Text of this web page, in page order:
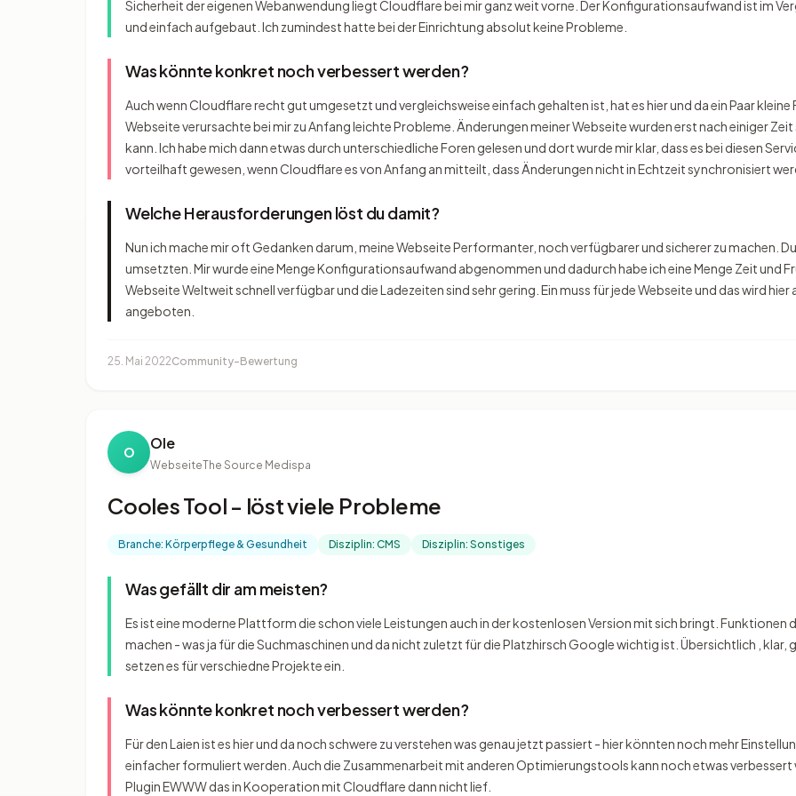
Sicherheit der eigenen Webanwendung liegt Cloudflare bei mir ganz weit vorne. Der Konfigurationsaufwand ist im
und einfach aufgebaut. Ich zumindest hatte bei der Einrichtung absolut keine Probleme.
Was könnte konkret noch verbessert werden?
Auch wenn Cloudflare recht gut umgesetzt und vergleichsweise einfach gehalten ist, hat es hier und da ein Paar
Webseite verursachte bei mir zu Anfang leichte Probleme. Änderungen meiner Webseite wurden erst nach einiger
kann. Ich habe mich dann etwas durch unterschiedliche Foren gelesen und dort wurde mir klar, dass es bei diesen
vorteilhaft gewesen, wenn Cloudflare es von Anfang an mitteilt, dass Änderungen nicht in Echtzeit synchronisiert
Welche Herausforderungen löst du damit?
Nun ich mache mir oft Gedanken darum, meine Webseite Performanter, noch verfügbarer und sicherer zu machen.
umsetzten. Mir wurde eine Menge Konfigurationsaufwand abgenommen und dadurch habe ich eine Menge Zeit und
Webseite Weltweit schnell verfügbar und die Ladezeiten sind sehr gering. Ein muss für jede Webseite und das wird
angeboten.
25. Mai 2022Community-Bewertung
O Ole
WebseiteThe Source Medispa
Cooles Tool - löst viele Probleme
Branche: Körperpflege & Gesundheit Disziplin: CMS Disziplin: Sonstiges
Was gefällt dir am meisten?
Es ist eine moderne Plattform die schon viele Leistungen auch in der kostenlosen Version mit sich bringt. Funktionen
machen - was ja für die Suchmaschinen und da nicht zuletzt für die Platzhirsch Google wichtig ist. Übersichtlich ,
setzen es für verschiedne Projekte ein.
Was könnte konkret noch verbessert werden?
Für den Laien ist es hier und da noch schwere zu verstehen was genau jetzt passiert - hier könnten noch mehr
einfacher formuliert werden. Auch die Zusammenarbeit mit anderen Optimierungstools kann noch etwas verbessert
Plugin EWWW das in Kooperation mit Cloudflare dann nicht lief.